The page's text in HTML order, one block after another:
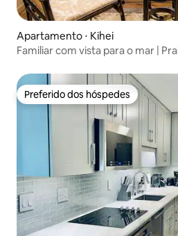
Apartamento ⋅ Kihei
Familiar com vista para o mar |
Preferido dos hóspedes
Preferido dos hóspedes